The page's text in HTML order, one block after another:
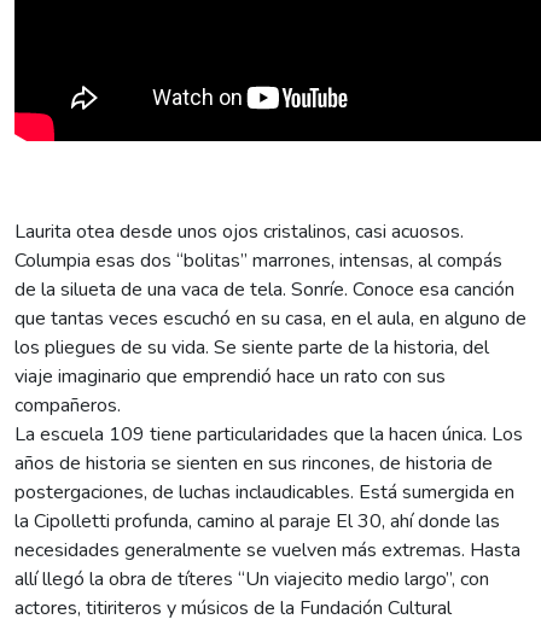
Laurita otea desde unos ojos cristalinos, casi acuosos.
Columpia esas dos “bolitas” marrones, intensas, al compás
de la silueta de una vaca de tela. Sonríe. Conoce esa canción
que tantas veces escuchó en su casa, en el aula, en alguno de
los pliegues de su vida. Se siente parte de la historia, del
viaje imaginario que emprendió hace un rato con sus
compañeros.
La escuela 109 tiene particularidades que la hacen única. Los
años de historia se sienten en sus rincones, de historia de
postergaciones, de luchas inclaudicables. Está sumergida en
la Cipolletti profunda, camino al paraje El 30, ahí donde las
necesidades generalmente se vuelven más extremas. Hasta
allí llegó la obra de títeres “Un viajecito medio largo”, con
actores, titiriteros y músicos de la Fundación Cultural